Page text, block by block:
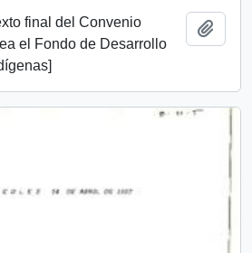
final del Convenio
el Fondo de Desarrollo